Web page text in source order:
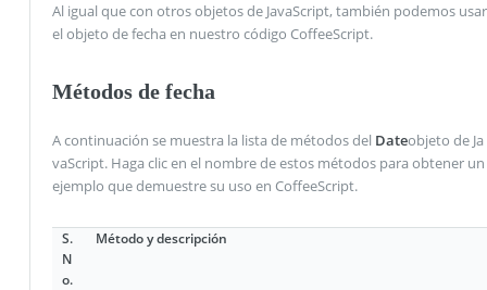
Al igual que con otros objetos de JavaScript, también podemos usar
el objeto de fecha en nuestro código CoffeeScript.
Métodos de fecha
A continuación se muestra la lista de métodos del Dateobjeto de Ja
vaScript. Haga clic en el nombre de estos métodos para obtener un
ejemplo que demuestre su uso en CoffeeScript.
S.
N
o.
Método y descripción